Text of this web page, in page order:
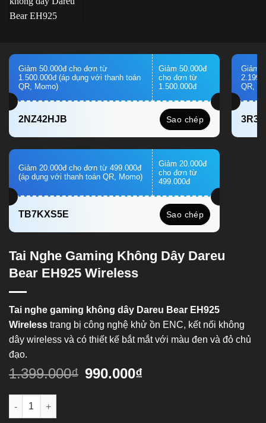
Giảm 50.000đ cho đơn từ
1.500.000đ (áp dụng với thanh toán
QR, Momo)
Giảm 50.000đ
cho đơn từ
1.500.000đ
2NZ42HJB Sao chép
Giảm
QR,
Giảm 20.000đ cho đơn từ 499.000đ
(áp dụng với thanh toán QR, Momo)
Giảm 20.000đ
cho đơn từ
499.000đ
TB7KXS5E Sao chép
Tai Nghe Gaming Không Dây Dareu
Bear EH925 Wireless
Tai nghe gaming không dây Dareu Bear EH925
Wireless trang bị công nghệ khử ồn ENC, kết nối không
dây wireless và có thiết kế bắt mắt với màu đen và đỏ chủ
đạo.
1.399.000₫ 990.000₫
Tai nghe gaming không dây Dareu Bear EH925 Wireless số